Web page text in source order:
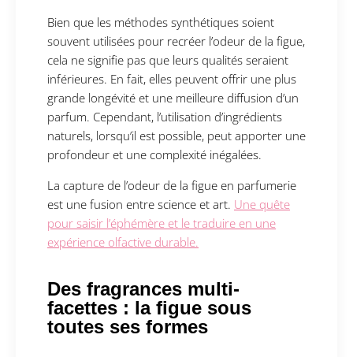
Bien que les méthodes synthétiques soient
souvent utilisées pour recréer l’odeur de la figue,
cela ne signifie pas que leurs qualités seraient
inférieures. En fait, elles peuvent offrir une plus
grande longévité et une meilleure diffusion d’un
parfum. Cependant, l’utilisation d’ingrédients
naturels, lorsqu’il est possible, peut apporter une
profondeur et une complexité inégalées.
La capture de l’odeur de la figue en parfumerie
est une fusion entre science et art. Une quête
pour saisir l’éphémère et le traduire en une
expérience olfactive durable.
Des fragrances multi-
facettes : la figue sous
toutes ses formes